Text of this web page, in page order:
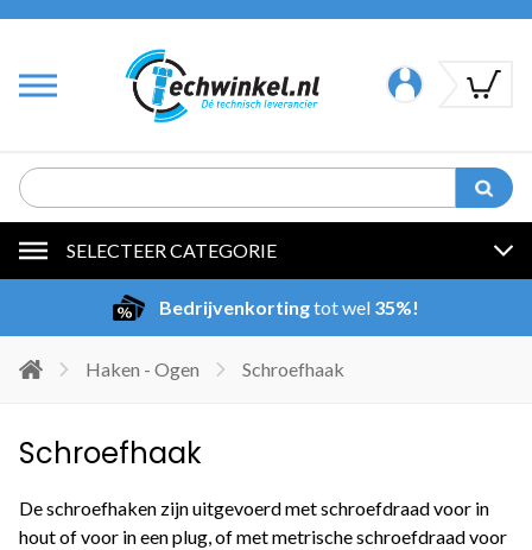
SELECTEER CATEGORIE
Bedrijvenkortingtot wel 35%!
Haken - Ogen Schroefhaak
Schroefhaak
De schroefhaken zijn uitgevoerd met schroefdraad voor in
hout of voor in een plug, of met metrische schroefdraad voor